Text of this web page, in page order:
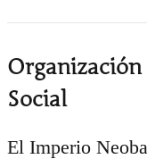
Social
El Imperio